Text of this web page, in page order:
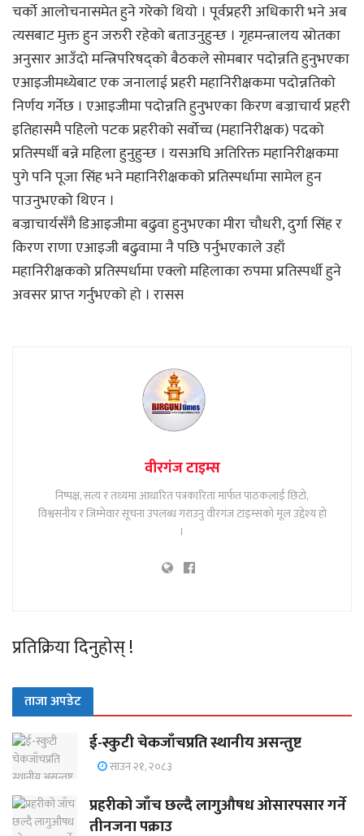
चर्काे आलोचनासमेत हुने गरेको थियो । पूर्वप्रहरी अधिकारी भने अब
त्यसबाट मुक्त हुन जरुरी रहेको बताउनुहुन्छ । गृहमन्त्रालय स्रोतका
अनुसार आउँदो मन्त्रिपरिषद्को बैठकले सोमबार पदोन्नति हुनुभएका
एआइजीमध्येबाट एक जनालाई प्रहरी महानिरीक्षकमा पदोन्नतिको
निर्णय गर्नेछ । एआइजीमा पदोन्नति हुनुभएका किरण बज्राचार्य प्रहरी
इतिहासमै पहिलो पटक प्रहरीको सर्वाेच्च (महानिरीक्षक) पदको
प्रतिस्पर्धी बन्ने महिला हुनुहुन्छ । यसअघि अतिरिक्त महानिरीक्षकमा
पुगे पनि पूजा सिंह भने महानिरीक्षकको प्रतिस्पर्धामा सामेल हुन
पाउनुभएको थिएन ।
बज्राचार्यसँगै डिआइजीमा बढुवा हुनुभएका मीरा चौधरी, दुर्गा सिंह र
किरण राणा एआइजी बढुवामा नै पछि पर्नुभएकाले उहाँ
महानिरीक्षकको प्रतिस्पर्धामा एक्लो महिलाका रुपमा प्रतिस्पर्धी हुने
अवसर प्राप्त गर्नुभएको हो । रासस
वीरगंज टाइम्स
निष्पक्ष, सत्य र तथ्यमा आधारित पत्रकारिता मार्फत पाठकलाई छिटो,
विश्वसनीय र जिम्मेवार सूचना उपलब्ध गराउनु वीरगंज टाइम्सको मूल उद्देश्य हो
।
प्रतिक्रिया दिनुहोस् !
ताजा अपडेट
ई-स्कुटी चेकजाँचप्रति स्थानीय असन्तुष्ट
साउन २१, २०८३
प्रहरीको जाँच छल्दै लागुऔषध ओसारपसार गर्ने
तीनजना पक्राउ